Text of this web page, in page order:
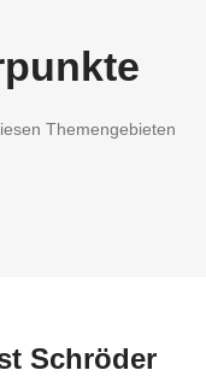
Themengebieten
Schröder